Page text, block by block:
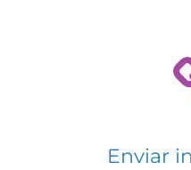
Enviar